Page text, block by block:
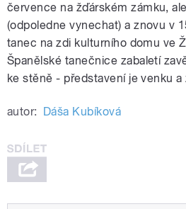
července na žďárském zámku,
(odpoledne vynechat) a znovu v
tanec na zdi kulturního domu ve
Španělské tanečnice zabaletí
ke stěně - představení je venku a
autor: Dáša Kubíková